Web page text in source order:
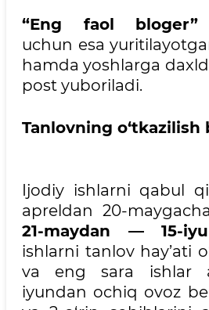
“Eng faol bloger”
uchun esa
hamda yoshlarga
post yuboriladi.
Tanlovning o‘tkazilish
Ijodiy ishlarni qabul
apreldan 20-
21-maydan — 15-
ishlarni tanlov hay’ati
va eng sara ishlar
iyundan ochiq ovoz